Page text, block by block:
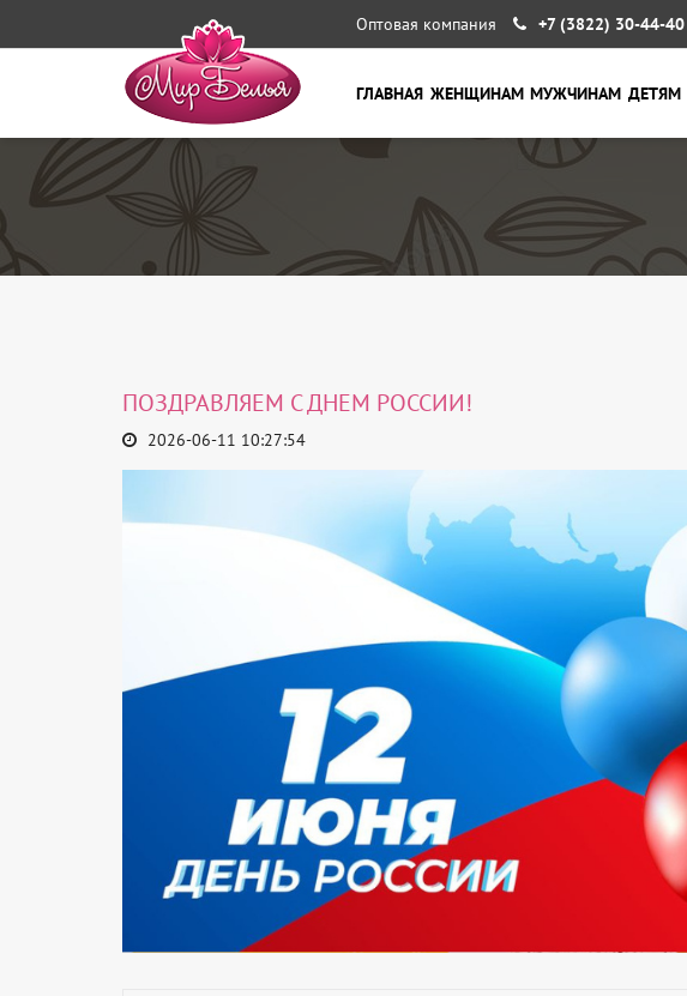
Оптовая компания +7 (3822) 30-44-40
ГЛАВНАЯ ЖЕНЩИНАМ МУЖЧИНАМ ДЕТЯМ
ПОЗДРАВЛЯЕМ С ДНЕМ РОССИИ!
2026-06-11 10:27:54